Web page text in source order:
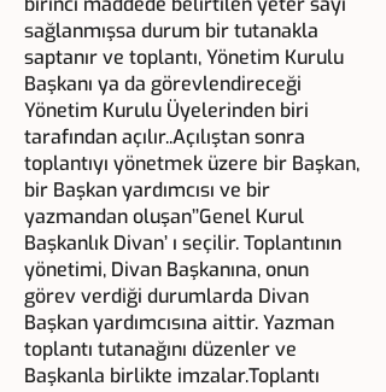
sağlanmışsa durum bir tutanakla
saptanır ve toplantı, Yönetim Kurulu
Başkanı ya da görevlendireceği
Yönetim Kurulu Üyelerinden biri
tarafından açılır..Açılıştan sonra
toplantıyı yönetmek üzere bir Başkan,
bir Başkan yardımcısı ve bir
yazmandan oluşan’’Genel Kurul
Başkanlık Divan’ ı seçilir. Toplantının
yönetimi, Divan Başkanına, onun
görev verdiği durumlarda Divan
Başkan yardımcısına aittir. Yazman
toplantı tutanağını düzenler ve
Başkanla birlikte imzalar.Toplantı